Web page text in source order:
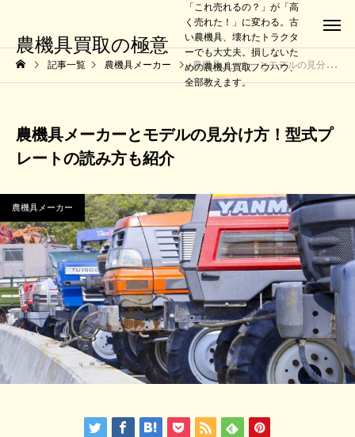
農機具買取の極意
「これ売れるの？」が「高
く売れた！」に変わる。古
い農機具、壊れたトラクタ
ーでも大丈夫。損しないた
めの農機具買取ノウハウ、
全部教えます。
記事一覧 農機具メーカー 農機具メーカーとモデルの見分け方！型式プレートの読み方も紹介
農機具メーカーとモデルの見分け方！型式プ
レートの読み方も紹介
農機具メーカー